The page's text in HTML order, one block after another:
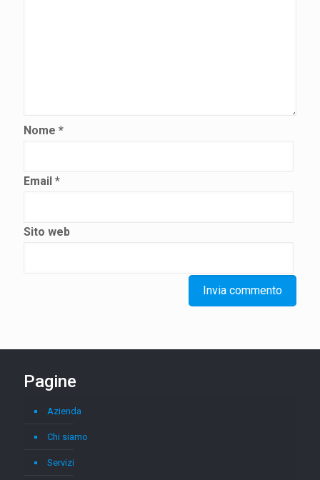
Nome *
Email *
Sito web
Pagine
Azienda
Chi siamo
Servizi